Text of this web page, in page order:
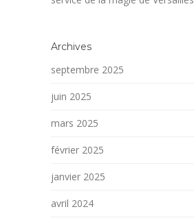
Archives
septembre 2025
juin 2025
mars 2025
février 2025
janvier 2025
avril 2024